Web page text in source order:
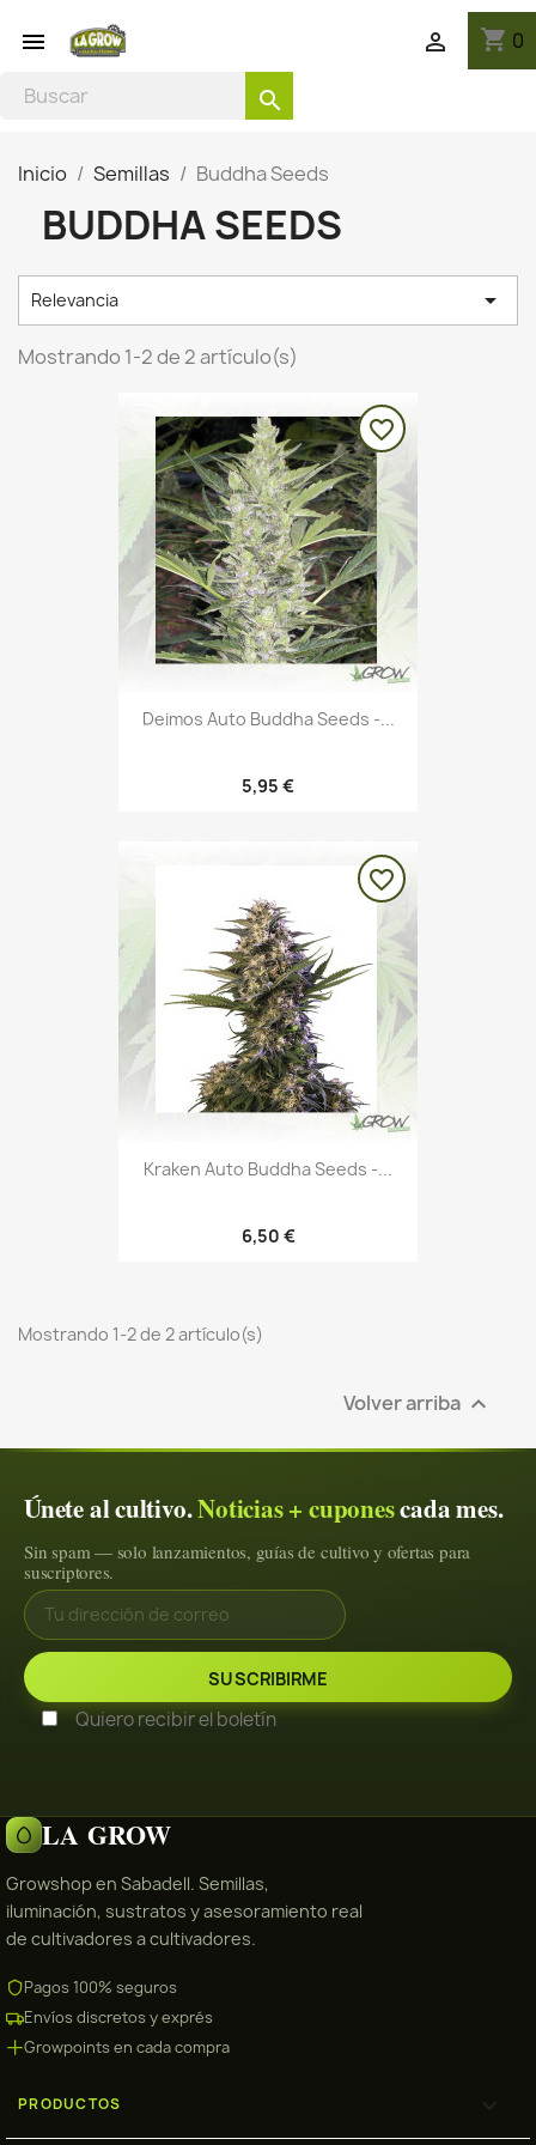
 shopping_cart 0

search
Inicio Semillas Buddha Seeds
BUDDHA SEEDS
Relevancia 
Mostrando 1-2 de 2 artículo(s)
Deimos Auto Buddha Seeds -...
5,95 €
favorite_border
Kraken Auto Buddha Seeds -...
6,50 €
favorite_border
Mostrando 1-2 de 2 artículo(s)
Volver arriba 
Únete al cultivo.Noticias + cuponescada mes.
Sin spam — solo lanzamientos, guías de cultivo y ofertas para
suscriptores.
Quiero recibir el boletín
LA GROW
Growshop en Sabadell. Semillas,
iluminación, sustratos y asesoramiento real
de cultivadores a cultivadores.
Pagos 100% seguros
Envíos discretos y exprés
Growpoints en cada compra
PRODUCTOS 